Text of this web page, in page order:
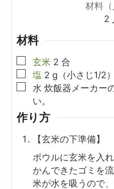
材料（
2
材料
▢
玄米 2 合
▢
塩 2 g（小さじ1/2）
▢
水 炊飯器メーカー
い。
作り方
【玄米の下準備】
ボウルに玄米を入
かんできたゴミを
米が水を吸うので